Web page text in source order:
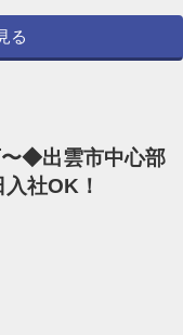
る
〜◆出雲市中心部
社OK！